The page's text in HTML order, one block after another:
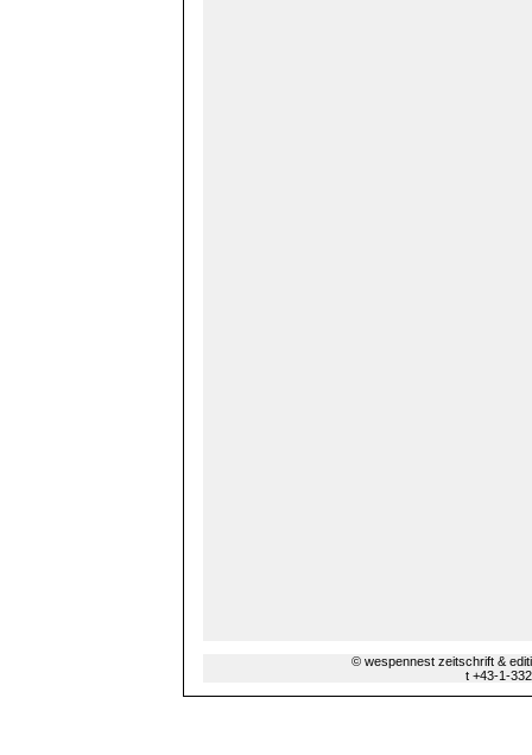
© wespennest zeitschrift &
t +43-1-